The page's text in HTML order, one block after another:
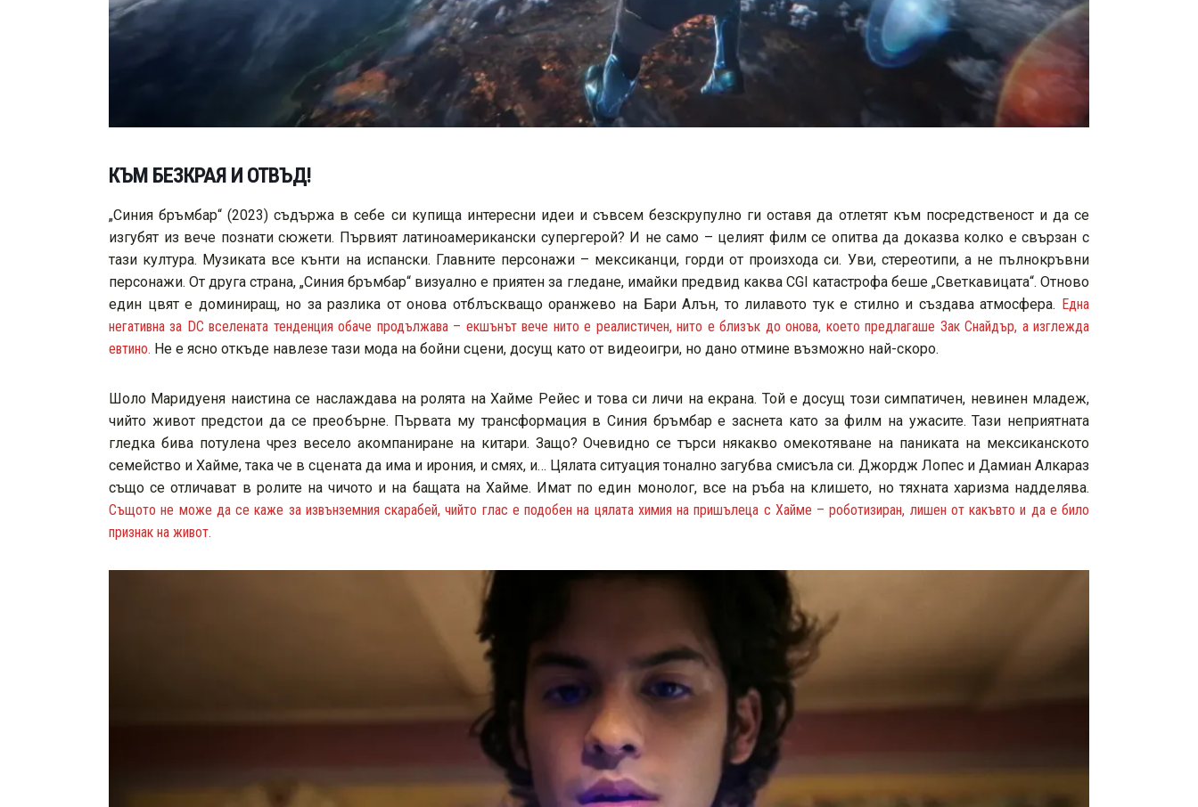
КЪМ БЕЗКРАЯ И ОТВЪД!
„Синия бръмбар“ (2023) съдържа в себе си купища интересни идеи и съвсем безскрупулно ги оставя да отлетят към посредственост и да се
изгубят из вече познати сюжети. Първият латиноамерикански супергерой? И не само – целият филм се опитва да доказва колко е свързан с
тази култура. Музиката все кънти на испански. Главните персонажи – мексиканци, горди от произхода си. Уви, стереотипи, а не пълнокръвни
персонажи. От друга страна, „Синия бръмбар“ визуално е приятен за гледане, имайки предвид каква CGI катастрофа беше „Светкавицата“. Отново
един цвят е доминиращ, но за разлика от онова отблъскващо оранжево на Бари Алън, то лилавото тук е стилно и създава атмосфера. Една
негативна за DC вселената тенденция обаче продължава – екшънът вече нито е реалистичен, нито е близък до онова, което предлагаше Зак Снайдър, а изглежда
евтино. Не е ясно откъде навлезе тази мода на бойни сцени, досущ като от видеоигри, но дано отмине възможно най-скоро.
Шоло Маридуеня наистина се наслаждава на ролята на Хайме Рейес и това си личи на екрана. Той е досущ този симпатичен, невинен младеж,
чийто живот предстои да се преобърне. Първата му трансформация в Синия бръмбар е заснета като за филм на ужасите. Тази неприятната
гледка бива потулена чрез весело акомпаниране на китари. Защо? Очевидно се търси някакво омекотяване на паниката на мексиканското
семейство и Хайме, така че в сцената да има и ирония, и смях, и… Цялата ситуация тонално загубва смисъла си. Джордж Лопес и Дамиан Алкараз
също се отличават в ролите на чичото и на бащата на Хайме. Имат по един монолог, все на ръба на клишето, но тяхната харизма надделява.
Същото не може да се каже за извънземния скарабей, чийто глас е подобен на цялата химия на пришълеца с Хайме – роботизиран, лишен от какъвто и да е било
признак на живот.